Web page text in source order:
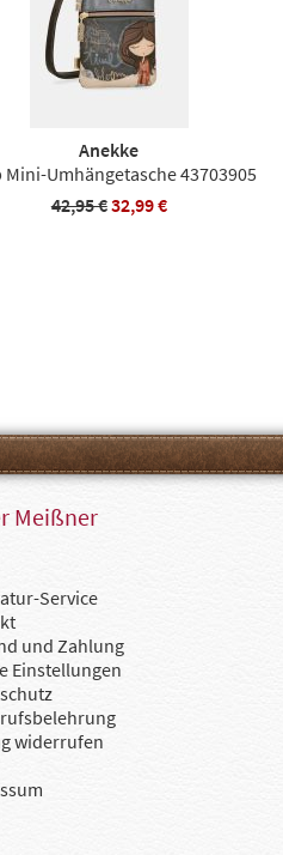
Anekke
Mini-Umhängetasche 43703905
42,95 €32,99 €
Meißner
Service
und Zahlung
Einstellungen
widerrufen